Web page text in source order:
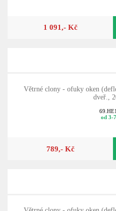
1 091,- Kč
Větrné clony - ofuky oken
dveř.,
od 3-
789,- Kč